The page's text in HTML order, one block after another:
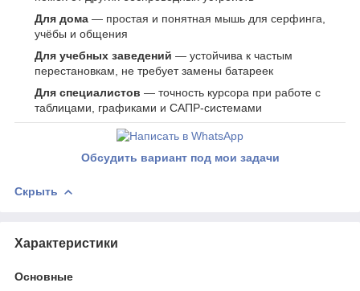
Для дома — простая и понятная мышь для серфинга,
учёбы и общения
Для учебных заведений — устойчива к частым
перестановкам, не требует замены батареек
Для специалистов — точность курсора при работе с
таблицами, графиками и САПР-системами
Обсудить вариант под мои задачи
Скрыть
Характеристики
Основные